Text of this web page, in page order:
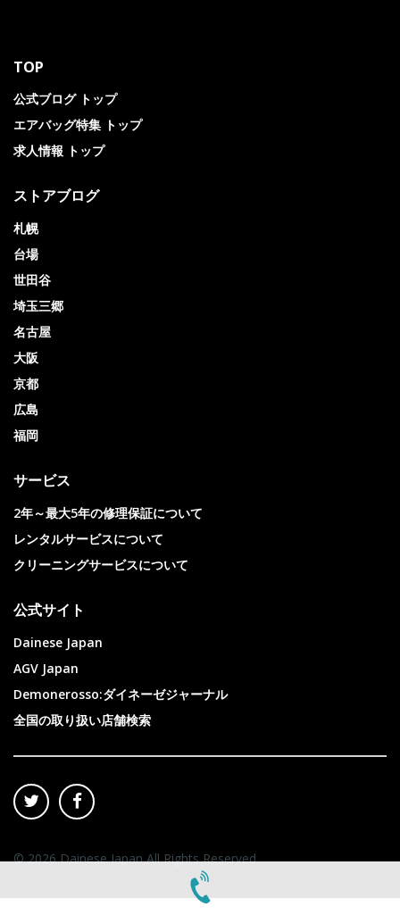
TOP
公式ブログ トップ
エアバッグ特集 トップ
求人情報 トップ
ストアブログ
札幌
台場
世田谷
埼玉三郷
名古屋
大阪
京都
広島
福岡
サービス
2年～最大5年の修理保証について
レンタルサービスについて
クリーニングサービスについて
公式サイト
Dainese Japan
AGV Japan
Demonerosso:ダイネーゼジャーナル
全国の取り扱い店舗検索
©2026Dainese Japan All Rights Reserved